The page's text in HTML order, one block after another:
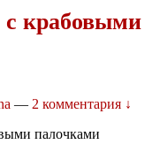
крабовыми
— 2 комментария ↓